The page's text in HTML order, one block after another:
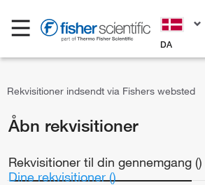
DA
Rekvisitioner indsendt via Fishers websted
Åbn rekvisitioner
Rekvisitioner til din gennemgang ()
Dine rekvisitioner ()